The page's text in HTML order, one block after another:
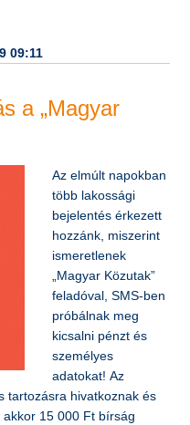
09:11
a „Magyar
Az elmúlt napokban
több lakossági
bejelentés érkezett
hozzánk, miszerint
ismeretlenek
„Magyar Közutak”
feladóval, SMS-ben
próbálnak meg
kicsalni pénzt és
személyes
adatokat! Az
tartozásra hivatkoznak és
15 000 Ft bírság